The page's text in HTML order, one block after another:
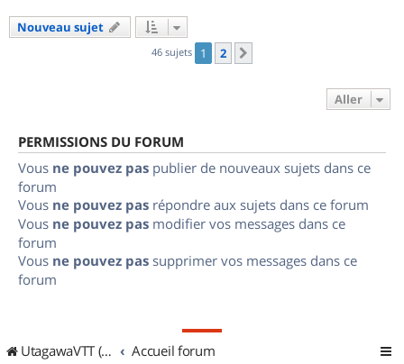
Nouveau sujet
46 sujets 1 2
Aller
PERMISSIONS DU FORUM
Vous ne pouvez pas publier de nouveaux sujets dans ce
forum
Vous ne pouvez pas répondre aux sujets dans ce forum
Vous ne pouvez pas modifier vos messages dans ce
forum
Vous ne pouvez pas supprimer vos messages dans ce
forum
UtagawaVTT (Randos VTT et VTTAE avec traces GPS) Accueil forum